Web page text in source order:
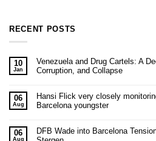
RECENT POSTS
10
Jan
Venezuela and Drug Cartels: A
Corruption, and Collapse
06
Aug
Hansi Flick very closely
Barcelona youngster
06
Aug
DFB Wade into Barcelona